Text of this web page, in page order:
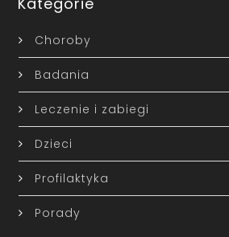
Choroby
Badania
Leczenie i zabiegi
Dzieci
Profilaktyka
Porady